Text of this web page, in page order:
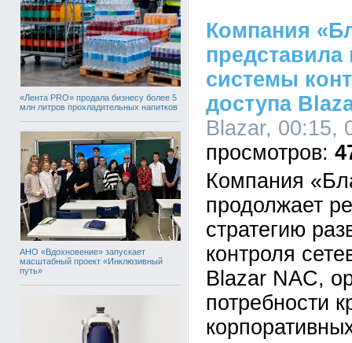
«Лента PRO» продала бизнесу более 5
млн литров прохладительных напитков
АНО «Вдохновение» запускает
масштабный проект «Инклюзивный
путь»
Компания
системы
доступа
Blazar, 00:15,
Компания
продолжает
стратегию
контроля
Blazar NAC,
потребности